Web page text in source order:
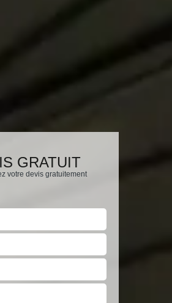
GRATUIT
votre devis gratuitement